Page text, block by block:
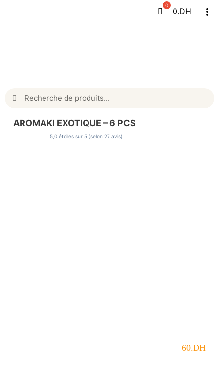
0.DH
Rechercher:
AROMAKI EXOTIQUE – 6 PCS
5,0 étoiles sur 5 (selon 27 avis)
60.DH